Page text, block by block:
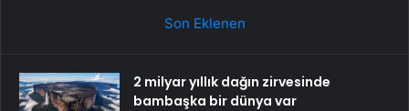
Son Eklenen
2 milyar yıllık dağın zirvesinde
bambaşka bir dünya var